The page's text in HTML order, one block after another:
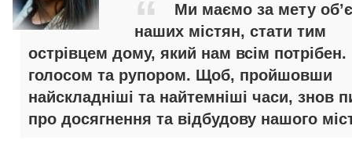
Ми маємо за мету
наших містян, стати тим
острівцем дому, який нам всім потрібен.
голосом та рупором. Щоб, пройшовши
найскладніші та найтемніші часи, знов
про досягнення та відбудову нашого